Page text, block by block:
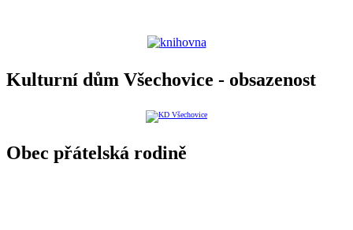
Kulturní dům Všechovice - obsazenost
Obec přátelská rodině